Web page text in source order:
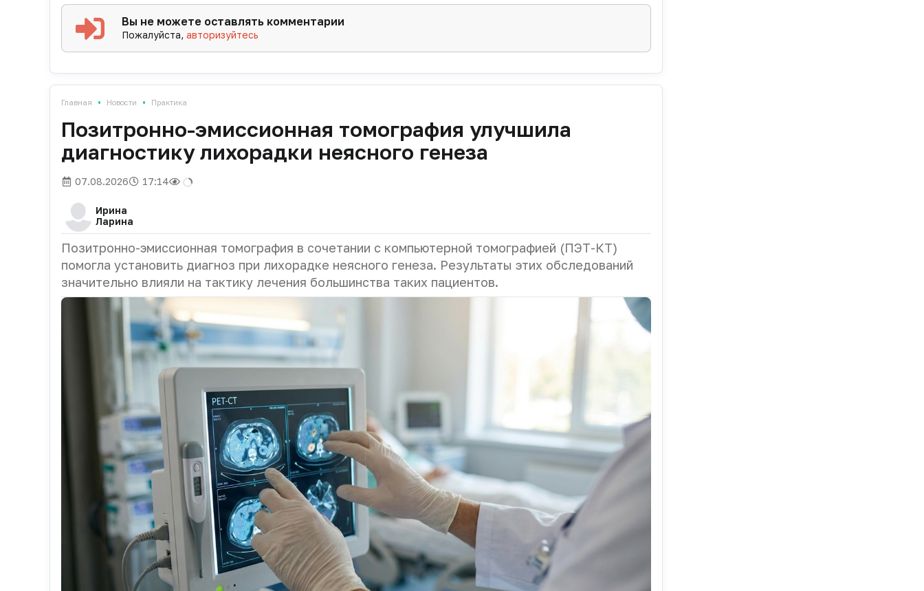
Вы не можете оставлять комментарии
Пожалуйста,авторизуйтесь
Главная • Новости • Практика
Позитронно-эмиссионная томография улучшила
диагностику лихорадки неясного генеза
07.08.2026 17:14
Ирина
Ларина
Позитронно-эмиссионная томография в сочетании с компьютерной томографией (ПЭТ-КТ)
помогла установить диагноз при лихорадке неясного генеза. Результаты этих обследований
значительно влияли на тактику лечения большинства таких пациентов.